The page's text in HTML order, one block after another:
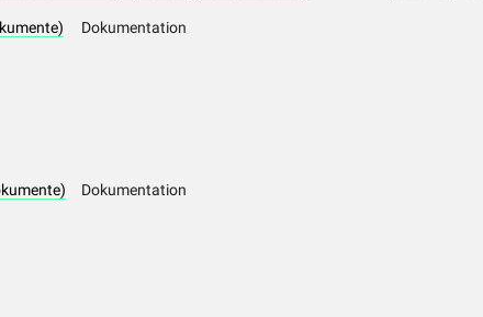
Dokumentation
Dokumentation